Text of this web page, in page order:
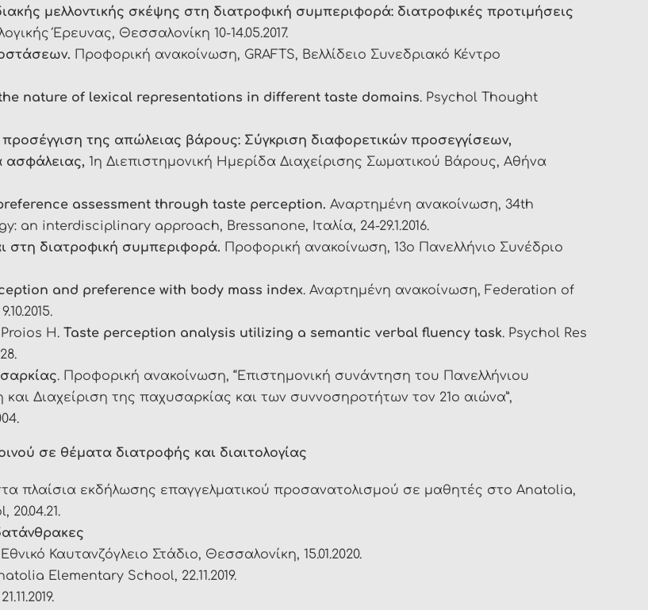
μελλοντικής σκέψης στη διατροφική συμπεριφορά: διατροφικές προτιμήσεις
Έρευνας, Θεσσαλονίκη 10-14.05.2017.
Προφορική ανακοίνωση, GRAFTS, Βελλίδειο Συνεδριακό Κέντρο
nature of lexical representations in different taste domains. Psychol Thought
της απώλειας βάρους: Σύγκριση διαφορετικών προσεγγίσεων,
ασφάλειας, 1η Διεπιστημονική Ημερίδα Διαχείρισης Σωματικού Βάρους, Αθήνα
assessment through taste perception. Αναρτημένη ανακοίνωση, 34th
interdisciplinary approach, Bressanone, Ιταλία, 24-29.1.2016.
στη διατροφική συμπεριφορά. Προφορική ανακοίνωση, 13ο Πανελλήνιο Συνέδριο
and preference with body mass index. Αναρτημένη ανακοίνωση, Federation of
H. Taste perception analysis utilizing a semantic verbal fluency task. Psychol Res
. Προφορική ανακοίνωση, “Επιστημονική συνάντηση του Πανελλήνιου
Διαχείριση της παχυσαρκίας και των συννοσηροτήτων τον 21ο αιώνα”,
σε θέματα διατροφής και διαιτολογίας
πλαίσια εκδήλωσης επαγγελματικού προσανατολισμού σε μαθητές στο Anatolia,
Καυτανζόγλειο Στάδιο, Θεσσαλονίκη, 15.01.2020.
Elementary School, 22.11.2019.